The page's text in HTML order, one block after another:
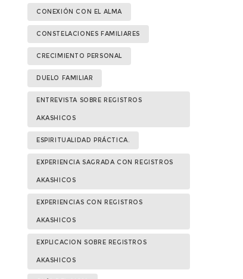
CONEXIÓN CON EL ALMA
CONSTELACIONES FAMILIARES
CRECIMIENTO PERSONAL
DUELO FAMILIAR
ENTREVISTA SOBRE REGISTROS
AKASHICOS
ESPIRITUALIDAD PRÁCTICA.
EXPERIENCIA SAGRADA CON REGISTROS
AKASHICOS
EXPERIENCIAS CON REGISTROS
AKASHICOS
EXPLICACION SOBRE REGISTROS
AKASHICOS